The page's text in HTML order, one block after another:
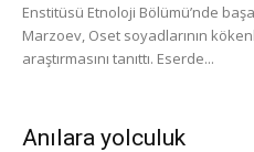
Enstitüsü Etnoloji Bölümü’nde
Marzoev, Oset soyadlarının
araştırmasını tanıttı. Eserde...
Anılara yolculuk